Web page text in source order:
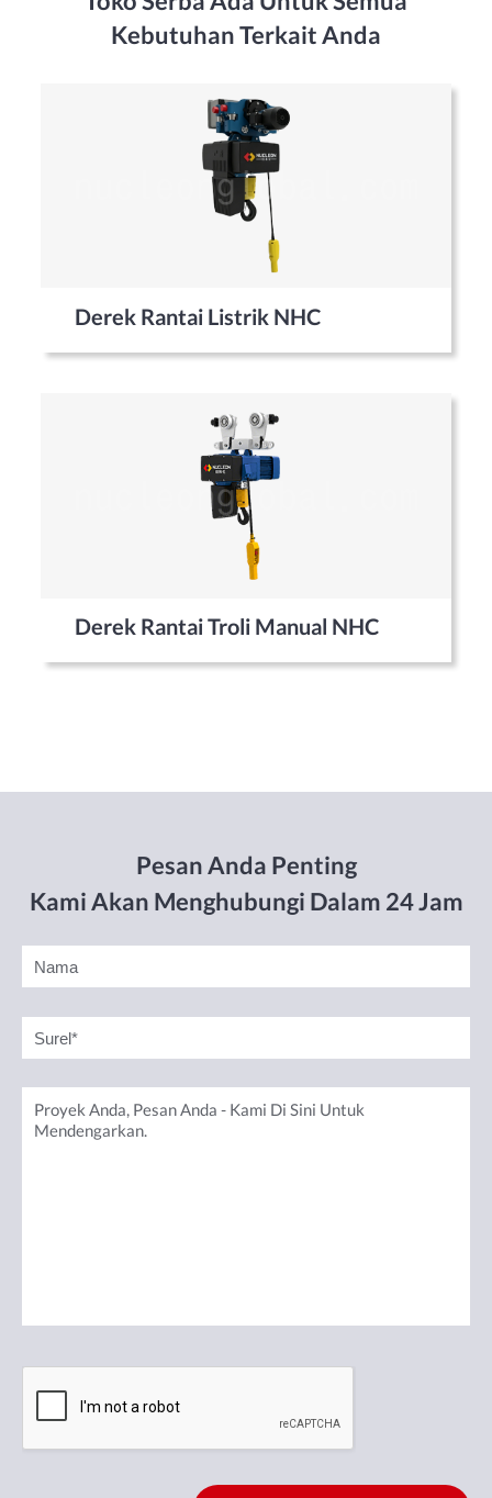
Kebutuhan Terkait Anda
Derek Rantai Listrik NHC
Derek Rantai Troli Manual NHC
Pesan Anda Penting
Kami Akan Menghubungi Dalam 24 Jam